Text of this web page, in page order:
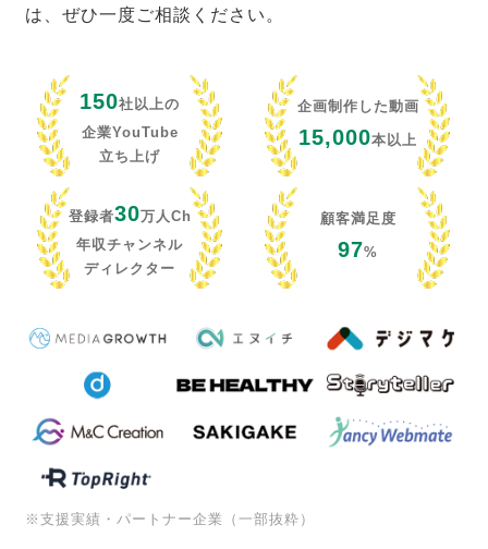
は、ぜひ一度ご相談ください。
150社以上の
企業YouTube
立ち上げ
企画制作した動画
15,000本以上
登録者30万人Ch
年収チャンネル
ディレクター
顧客満足度
97%
※支援実績・パートナー企業（一部抜粋）